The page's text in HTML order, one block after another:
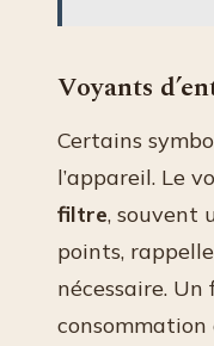
Voyants
Certains
l’appareil. Le
filtre, souvent
points,
nécessaire.